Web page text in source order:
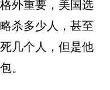
外重要，美国选
杀多少人，甚至
几个人，但是他
。